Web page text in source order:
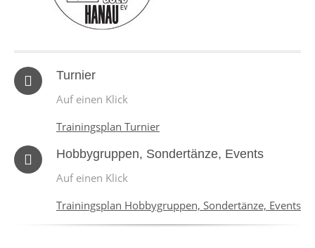
Turnier
Auf einen Klick
Trainingsplan Turnier
Hobbygruppen, Sondertänze, Events
Auf einen Klick
Trainingsplan Hobbygruppen, Sondertänze, Events